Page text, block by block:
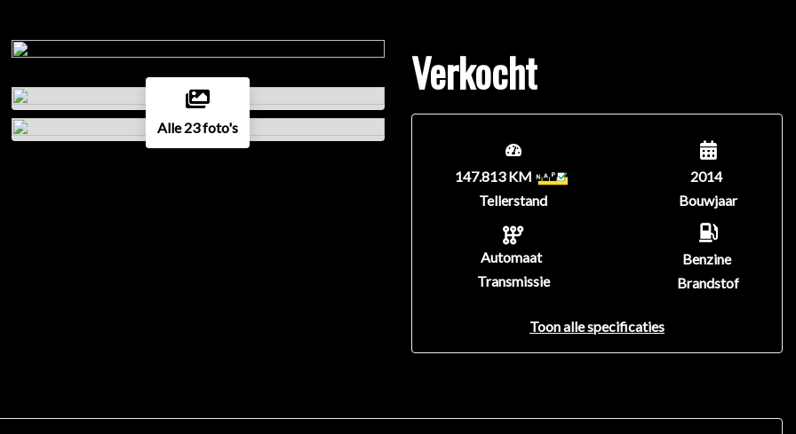
Alle 23 foto's
Verkocht
147.813 KM
Tellerstand
Automaat
Transmissie
2014
Bouwjaar
Benzine
Brandstof
Toon alle specificaties